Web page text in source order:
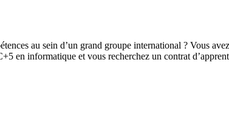
au sein d’un grand groupe international ? Vous
en informatique et vous recherchez un contrat